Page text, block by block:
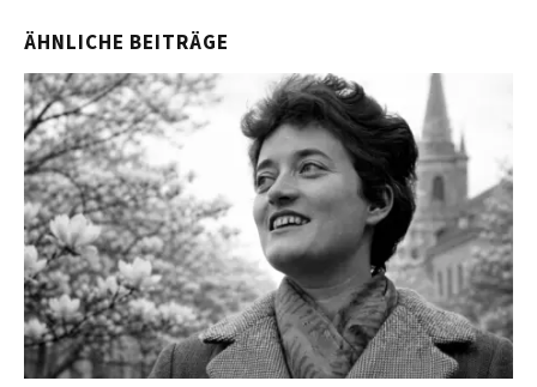
ÄHNLICHE BEITRÄGE